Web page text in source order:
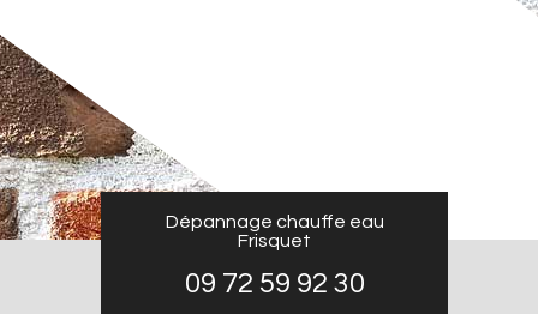
Dépannage chauffe eau
Frisquet
09 72 59 92 30